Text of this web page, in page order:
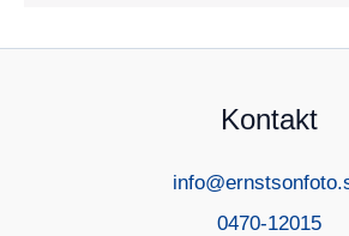
Kontakt
0470-12015